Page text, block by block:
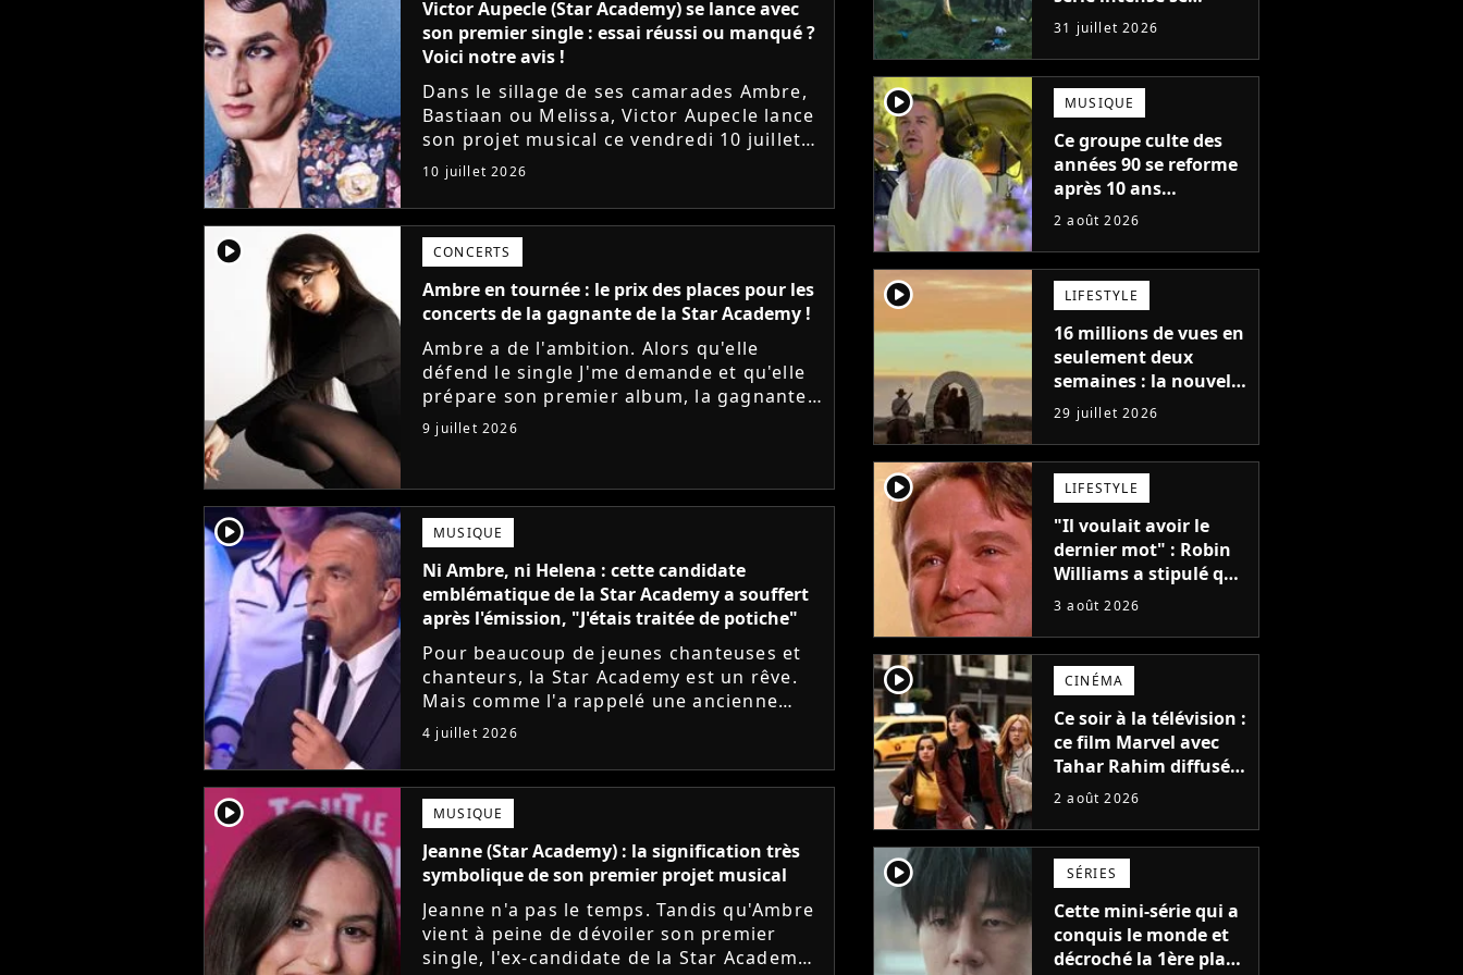
Victor Aupecle (Star Academy) se lance avec
son premier single : essai réussi ou manqué ?
Voici notre avis !
Dans le sillage de ses camarades Ambre,
Bastiaan ou Melissa, Victor Aupecle lance
son projet musical ce vendredi 10 juillet
avec la parution du single Je fais de mon
mieux. Le demi-finaliste...
10 juillet 2026
player2 CONCERTS
Ambre en tournée : le prix des places pour les
concerts de la gagnante de la Star Academy !
Ambre a de l'ambition. Alors qu'elle
défend le single J'me demande et qu'elle
prépare son premier album, la gagnante
de la dernière saison de la Star Academy
annonce les dates de sa...
9 juillet 2026
player2 MUSIQUE
Ni Ambre, ni Helena : cette candidate
emblématique de la Star Academy a souffert
après l'émission, "J'étais traitée de potiche"
Pour beaucoup de jeunes chanteuses et
chanteurs, la Star Academy est un rêve.
Mais comme l'a rappelé une ancienne
gagnante, l'émission de TF1 n'est pas
toujours simple à vivre.
4 juillet 2026
player2 MUSIQUE
Jeanne (Star Academy) : la signification très
symbolique de son premier projet musical
Jeanne n'a pas le temps. Tandis qu'Ambre
vient à peine de dévoiler son premier
single, l'ex-candidate de la Star Academy
regarde en une seule
après-midi
31 juillet 2026
player2 MUSIQUE
Ce groupe culte des
années 90 se reforme
après 10 ans
d'absence et annonce
2 août 2026
player2 LIFESTYLE
16 millions de vues en
seulement deux
semaines : la nouvelle
série Netflix idéale
pour les fans de
Yellowstone
29 juillet 2026
player2 LIFESTYLE
"Il voulait avoir le
dernier mot" : Robin
Williams a stipulé que
sa voix ne pourrait
2039, pourtant Disney
possède des
enregistrements
inédits
3 août 2026
player2 CINÉMA
Ce soir à la télévision :
ce film Marvel avec
Tahar Rahim diffusé
pour la toute
France
2 août 2026
player2 SÉRIES
Cette mini-série qui a
conquis le monde et
décroché la 1ère place